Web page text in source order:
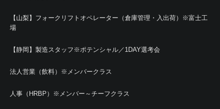
【山梨】フォークリフトオペレーター（倉庫管理・入出荷）※富士工
場
【静岡】製造スタッフ※ポテンシャル／1DAY選考会
法人営業（飲料）※メンバークラス
人事（HRBP）※メンバー～チーフクラス